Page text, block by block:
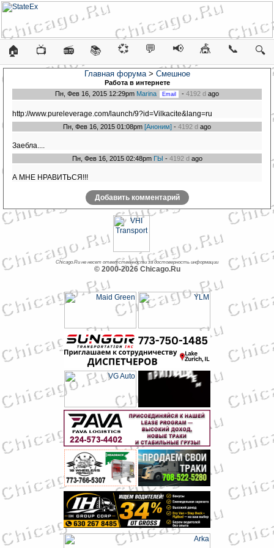
🏠 📺 📻 📚 💞 💬 📢 🎪 📞 🔍
Главная форума> Смешное
Работа в интернете
Пн, Фев 16, 2015 12:29pm Marina - 4192 d ago
http://www.pureleverage.com/launch/9?id=Vilkacite&lang=ru
Пн, Фев 16, 2015 01:08pm [Аноним] - 4192 d ago
Зaеблa....
Пн, Фев 16, 2015 02:48pm ГЫ - 4192 dago
А МНЕ НРАВИТЬСЯ!!!
Добавить комментарий
Chicago.Ru не несет ответственности за достоверность информации
© 2000-2026 Chicago.Ru